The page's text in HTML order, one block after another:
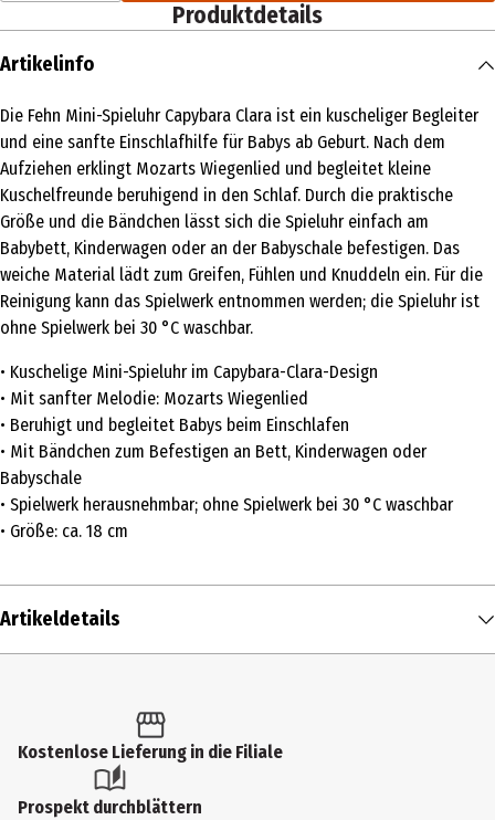
Produktdetails
Artikelinfo
Die Fehn Mini-Spieluhr Capybara Clara ist ein kuscheliger Begleiter
und eine sanfte Einschlafhilfe für Babys ab Geburt. Nach dem
Aufziehen erklingt Mozarts Wiegenlied und begleitet kleine
Kuschelfreunde beruhigend in den Schlaf. Durch die praktische
Größe und die Bändchen lässt sich die Spieluhr einfach am
Babybett, Kinderwagen oder an der Babyschale befestigen. Das
weiche Material lädt zum Greifen, Fühlen und Knuddeln ein. Für die
Reinigung kann das Spielwerk entnommen werden; die Spieluhr ist
ohne Spielwerk bei 30 °C waschbar.
• Kuschelige Mini-Spieluhr im Capybara-Clara-Design
• Mit sanfter Melodie: Mozarts Wiegenlied
• Beruhigt und begleitet Babys beim Einschlafen
• Mit Bändchen zum Befestigen an Bett, Kinderwagen oder
Babyschale
• Spielwerk herausnehmbar; ohne Spielwerk bei 30 °C waschbar
• Größe: ca. 18 cm
Artikeldetails
Produkttyp
Kostenlose Lieferung in die Filiale
Prospekt durchblättern